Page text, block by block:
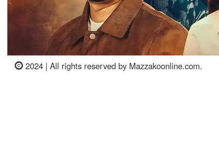
2024 | All rights reserved by Mazzakoonline.com.